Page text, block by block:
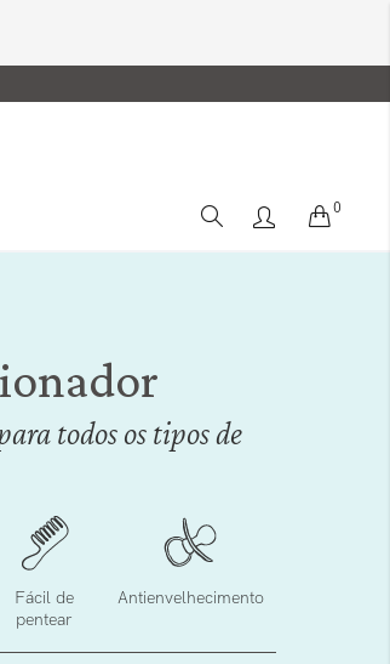
Cart
0
todos os tipos de
Fácil de
pentear
Antienvelhecimento